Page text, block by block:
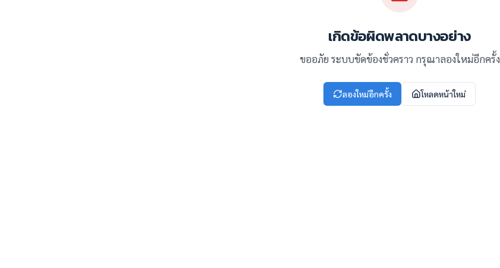
เกิดข้อผิดพลาดบางอย่าง
ขออภัย ระบบขัดข้องชั่วคราว กรุณาลองใหม่อีกครั้ง
ลองใหม่อีกครั้ง โหลดหน้าใหม่